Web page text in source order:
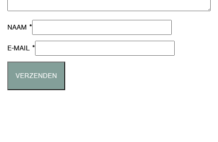
NAAM *
E-MAIL *